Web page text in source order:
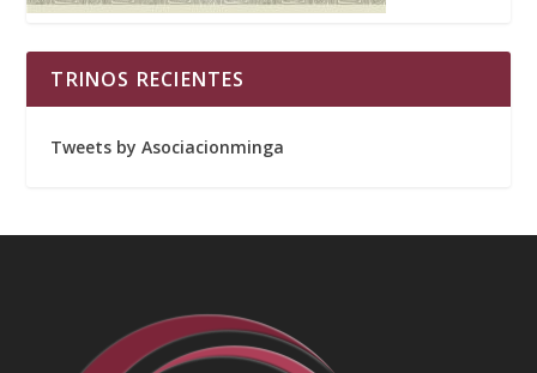
TRINOS RECIENTES
Tweets by Asociacionminga